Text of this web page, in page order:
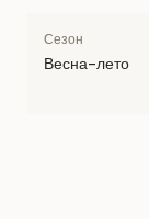
Сезон
Весна-лето